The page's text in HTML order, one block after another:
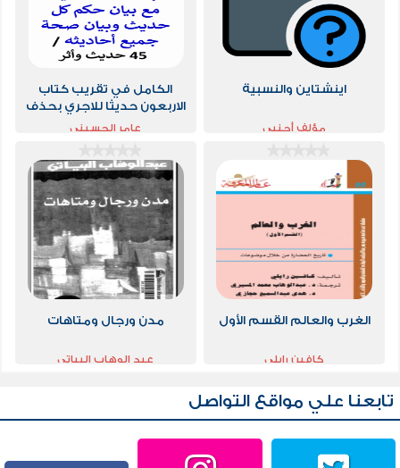
اينشتاين والنسبية
مؤلف أجنبي
الكامل في تقريب كتاب
الاربعون حديثا للاجري بحذف
الاسانيد مع بيان حكم كل
حديث وبيان صحة
عامر الحسيني
الغرب والعالم القسم الأول
كافين رايلي
مدن ورجال ومتاهات
عبد الوهاب البياتى
تابعنا علي مواقع التواصل